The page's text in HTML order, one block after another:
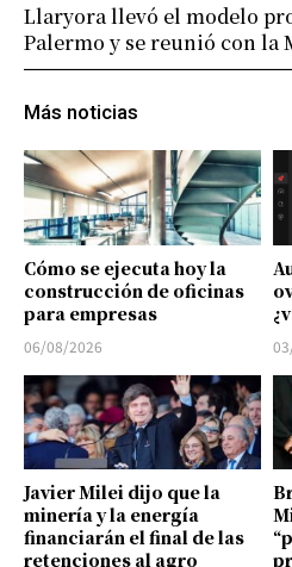
Más noticias
Cómo se ejecuta hoy la
construcción de oficinas
para empresas
06/08/2026
Javier Milei dijo que la
minería y la energía
financiarán el final de las
retenciones al agro
Llaryora llevó el modelo
Palermo y se reunió con la